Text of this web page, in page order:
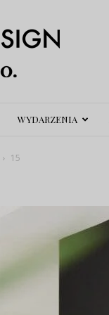
WYDARZENIA
15